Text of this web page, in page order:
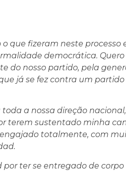
que fizeram neste processo
democrática.
do nosso partido, pela
já se fez contra um
a nossa direção
terem sustentado minha
totalmente, com
ter se entregado de corpo